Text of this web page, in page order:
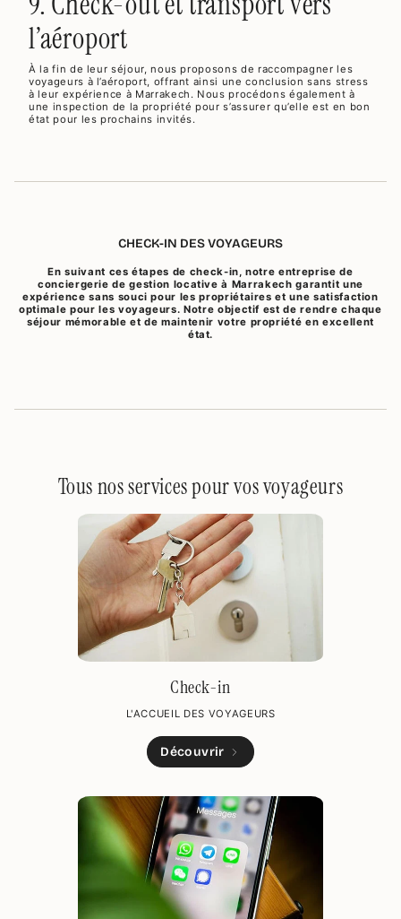
l’aéroport
À la fin de leur séjour, nous proposons de raccompagner les
voyageurs à l’aéroport, offrant ainsi une conclusion sans stress
à leur expérience à Marrakech. Nous procédons également à
une inspection de la propriété pour s’assurer qu’elle est en bon
état pour les prochains invités.
CHECK-IN DES VOYAGEURS
En suivant ces étapes de check-in, notre entreprise de
conciergerie de gestion locative à Marrakech garantit une
expérience sans souci pour les propriétaires et une satisfaction
optimale pour les voyageurs. Notre objectif est de rendre chaque
séjour mémorable et de maintenir votre propriété en excellent
état.
Tous nos services pour vos voyageurs
Check-in
L'ACCUEIL DES VOYAGEURS
Découvrir